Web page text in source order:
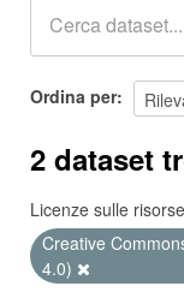
Ordina per
2 dataset
Licenze sulle
Creative
4.0)